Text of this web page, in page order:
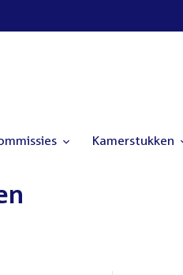
Kamerstukken